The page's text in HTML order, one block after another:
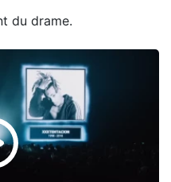
du drame.